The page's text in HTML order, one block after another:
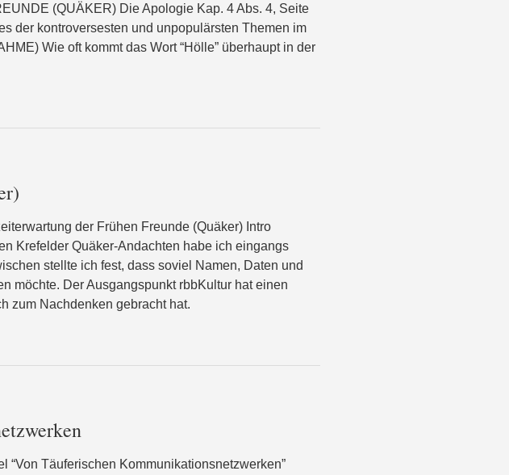
(QUÄKER) Die Apologie Kap. 4 Abs. 4, Seite
der kontroversesten und unpopulärsten Themen im
Wie oft kommt das Wort “Hölle” überhaupt in der
der Frühen Freunde (Quäker) Intro
Krefelder Quäker-Andachten habe ich eingangs
stellte ich fest, dass soviel Namen, Daten und
möchte. Der Ausgangspunkt rbbKultur hat einen
zum Nachdenken gebracht hat.
“Von Täuferischen Kommunikationsnetzwerken”